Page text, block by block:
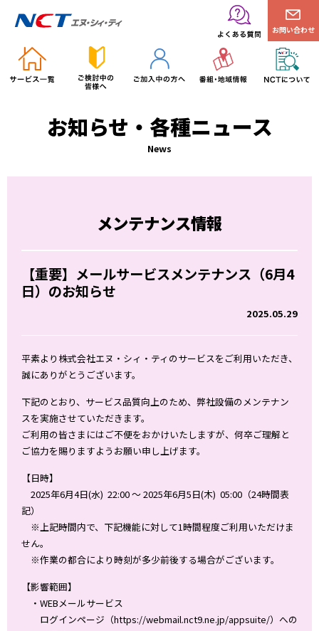
お問い合わせ
お知らせ・各種ニュース
News
メンテナンス情報
【重要】メールサービスメンテナンス（6月4
日）のお知らせ
2025.05.29
平素より株式会社エヌ・シィ・ティのサービスをご利用いただき、
誠にありがとうございます。
下記のとおり、サービス品質向上のため、弊社設備のメンテナン
スを実施させていただきます。
ご利用の皆さまにはご不便をおかけいたしますが、何卒ご理解と
ご協力を賜りますようお願い申し上げます。
【日時】
2025年6月4日(水) 22:00 ～ 2025年6月5日(木) 05:00（24時間表
記）
※上記時間内で、下記機能に対して1時間程度ご利用いただけま
せん。
※作業の都合により時刻が多少前後する場合がございます。
【影響範囲】
・WEBメールサービス
ログインページ（https://webmail.nct9.ne.jp/appsuite/）への